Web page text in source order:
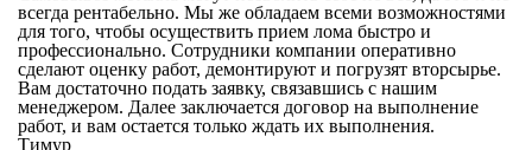
всегда рентабельно. Мы же обладаем всеми возможностями
для того, чтобы осуществить прием лома быстро и
профессионально. Сотрудники компании оперативно
сделают оценку работ, демонтируют и погрузят вторсырье.
Вам достаточно подать заявку, связавшись с нашим
менеджером. Далее заключается договор на выполнение
работ, и вам остается только ждать их выполнения.
Тимур